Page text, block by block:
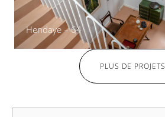
Hendaye – 64
PLUS DE PROJETS